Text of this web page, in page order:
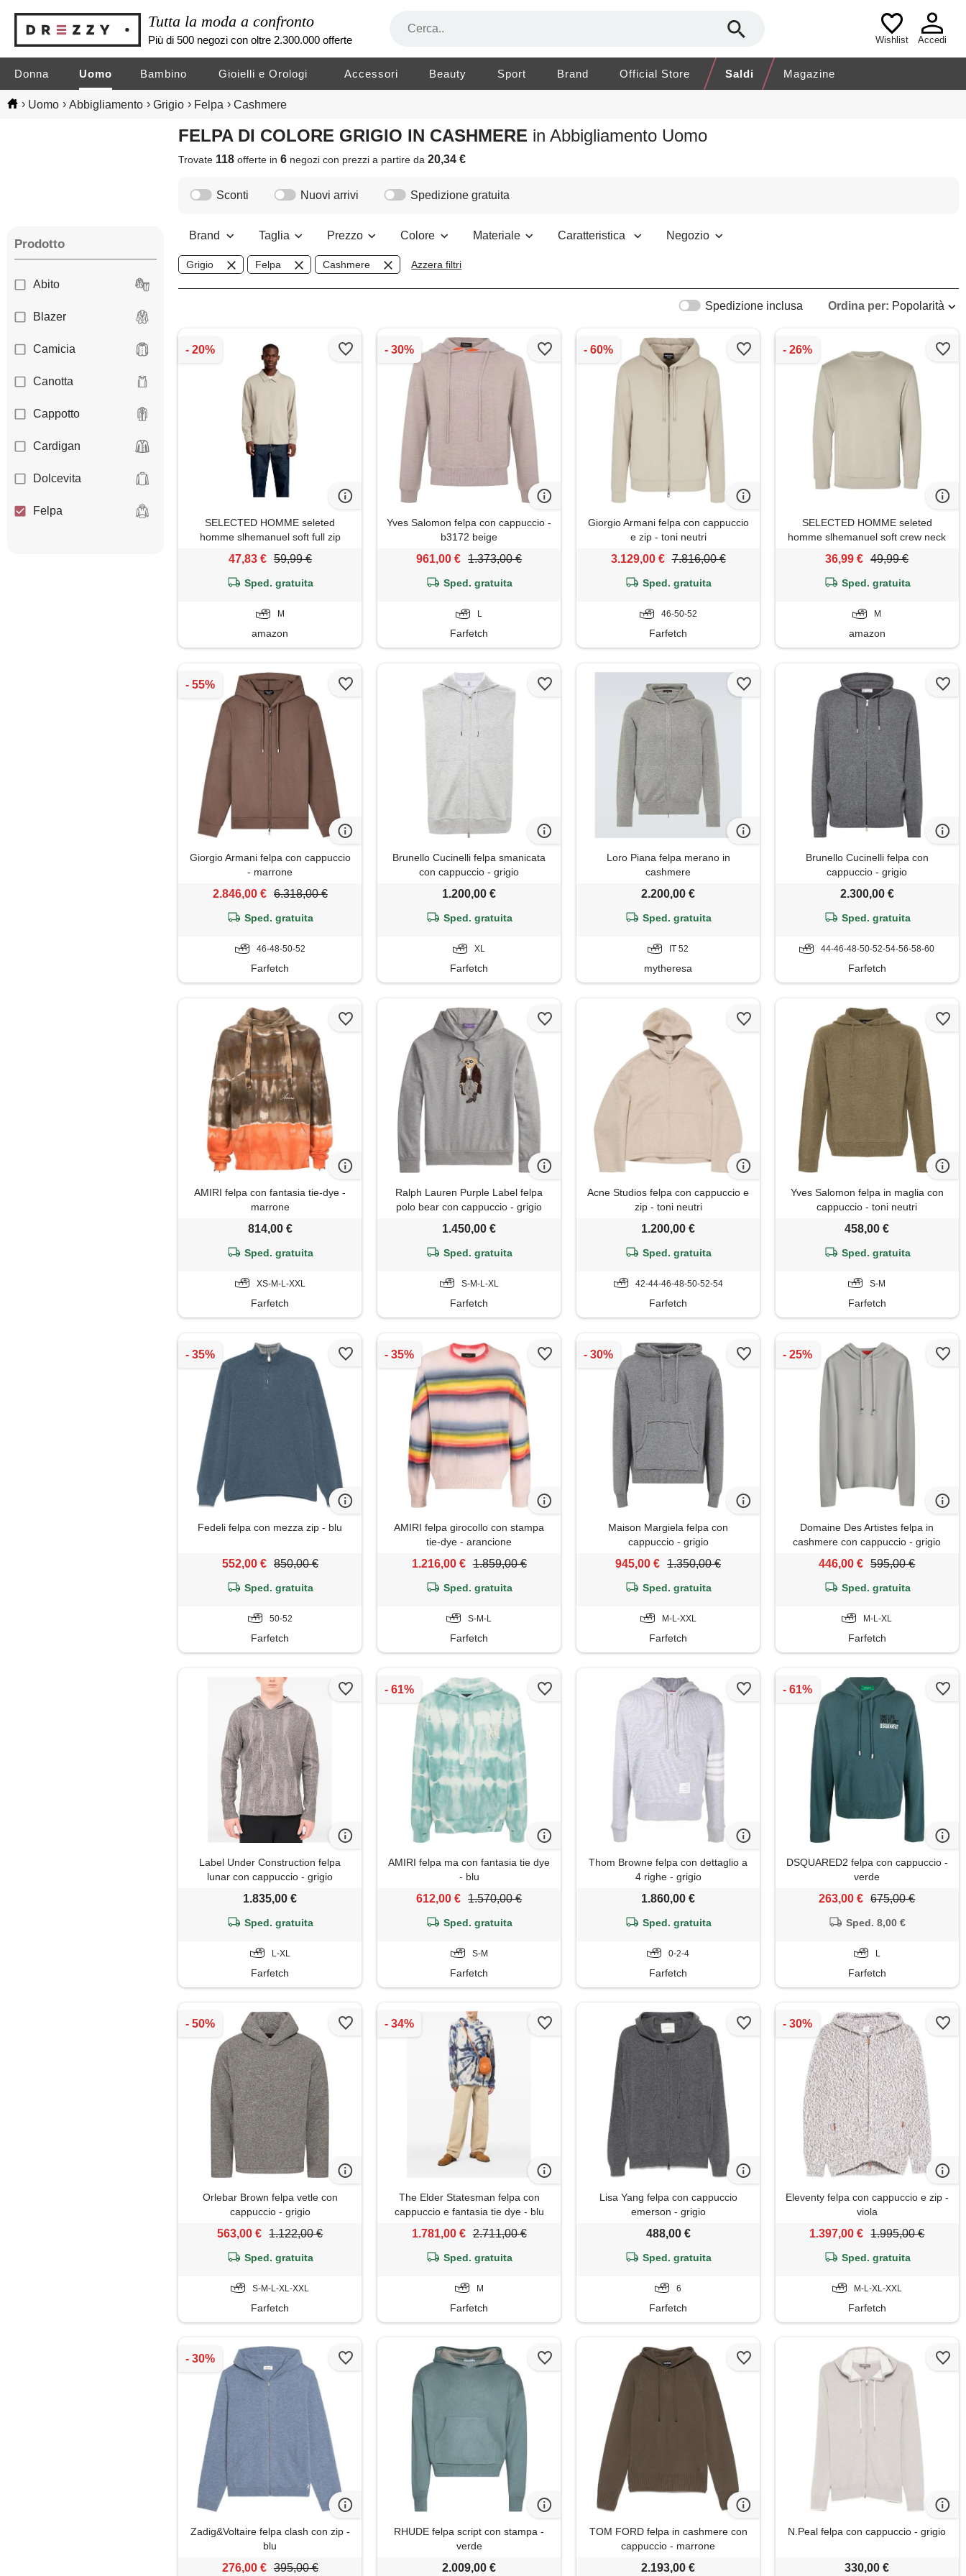
Tutta la moda a confronto
Più di 500 negozi con oltre 2.300.000 offerte Wishlist Accedi
Donna Uomo Bambino Gioielli e Orologi Accessori Beauty Sport Brand Official Store Saldi Magazine
› Uomo › Abbigliamento › Grigio › Felpa › Cashmere
FELPA DI COLORE GRIGIO IN CASHMERE in Abbigliamento Uomo
Trovate 118 offerte in6 negozicon prezzi a partire da20,34 €
Prodotto
Abito
Blazer
Camicia
Canotta
Cappotto
Cardigan
Dolcevita
Felpa
Sconti Nuovi arrivi Spedizione gratuita
Brand Taglia Prezzo Colore Materiale Caratteristica Negozio
Grigio Felpa Cashmere Azzera filtri
Ordina per: Popolarità
Spedizione inclusa
SELECTED HOMME seleted
homme slhemanuel soft full zip
sweat noos, pure cashmere. , m
47,83 € 59,99 €
Sped. gratuita
M
amazon
Yves Salomon felpa con cappuccio -
b3172 beige
961,00 € 1.373,00 €
Sped. gratuita
L
Farfetch
Giorgio Armani felpa con cappuccio
e zip - toni neutri
3.129,00 € 7.816,00 €
Sped. gratuita
46-50-52
Farfetch
SELECTED HOMME seleted
homme slhemanuel soft crew neck
sweat noos, pure cashmere. , m
36,99 € 49,99 €
Sped. gratuita
M
amazon
Giorgio Armani felpa con cappuccio
- marrone
2.846,00 € 6.318,00 €
Sped. gratuita
46-48-50-52
Farfetch
Brunello Cucinelli felpa smanicata
con cappuccio - grigio
1.200,00 €
Sped. gratuita
XL
Farfetch
Loro Piana felpa merano in
cashmere
2.200,00 €
Sped. gratuita
IT 52
mytheresa
Brunello Cucinelli felpa con
cappuccio - grigio
2.300,00 €
Sped. gratuita
44-46-48-50-52-54-56-58-60
Farfetch
AMIRI felpa con fantasia tie-dye -
marrone
814,00 €
Sped. gratuita
XS-M-L-XXL
Farfetch
Ralph Lauren Purple Label felpa
polo bear con cappuccio - grigio
1.450,00 €
Sped. gratuita
S-M-L-XL
Farfetch
Acne Studios felpa con cappuccio e
zip - toni neutri
1.200,00 €
Sped. gratuita
42-44-46-48-50-52-54
Farfetch
Yves Salomon felpa in maglia con
cappuccio - toni neutri
458,00 €
Sped. gratuita
S-M
Farfetch
Fedeli felpa con mezza zip - blu
552,00 € 850,00 €
Sped. gratuita
50-52
Farfetch
AMIRI felpa girocollo con stampa
tie-dye - arancione
1.216,00 € 1.859,00 €
Sped. gratuita
S-M-L
Farfetch
Maison Margiela felpa con
cappuccio - grigio
945,00 € 1.350,00 €
Sped. gratuita
M-L-XXL
Farfetch
Domaine Des Artistes felpa in
cashmere con cappuccio - grigio
446,00 € 595,00 €
Sped. gratuita
M-L-XL
Farfetch
Label Under Construction felpa
lunar con cappuccio - grigio
1.835,00 €
Sped. gratuita
L-XL
Farfetch
AMIRI felpa ma con fantasia tie dye
- blu
612,00 € 1.570,00 €
Sped. gratuita
S-M
Farfetch
Thom Browne felpa con dettaglio a
4 righe - grigio
1.860,00 €
Sped. gratuita
0-2-4
Farfetch
DSQUARED2 felpa con cappuccio -
verde
263,00 € 675,00 €
Sped. 8,00 €
L
Farfetch
Orlebar Brown felpa vetle con
cappuccio - grigio
563,00 € 1.122,00 €
Sped. gratuita
S-M-L-XL-XXL
Farfetch
The Elder Statesman felpa con
cappuccio e fantasia tie dye - blu
1.781,00 € 2.711,00 €
Sped. gratuita
M
Farfetch
Lisa Yang felpa con cappuccio
emerson - grigio
488,00 €
Sped. gratuita
6
Farfetch
Eleventy felpa con cappuccio e zip -
viola
1.397,00 € 1.995,00 €
Sped. gratuita
M-L-XL-XXL
Farfetch
Zadig&Voltaire felpa clash con zip -
blu
276,00 € 395,00 €
RHUDE felpa script con stampa -
verde
2.009,00 €
TOM FORD felpa in cashmere con
cappuccio - marrone
2.193,00 €
N.Peal felpa con cappuccio - grigio
330,00 €